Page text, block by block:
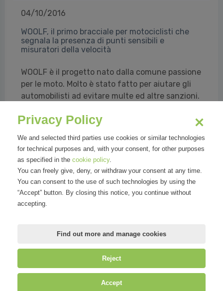
04/10/2016
WOOLF, il primo bracciale per motociclisti che
segnala la presenza di punti sensibili e
misuratori della velocità
WOOLF è il progetto nato dalla comune passione
per le moto. Molto è stato fatto per aiutare gli
automobilisti ad evitare multe ed altre sanzioni.
due ruote. Sappiamo quanto sia importante, in
strada. Da motociclisti, abbiamo pensato ad una
soluzione che fosse davve...
Netgrid SNC - Matteo Bissoli, Simone Camporeale, Federico
Tognetti
Read all
Mirandola Comunicazione S.r.l.
| P.IVA IT09580130962 | Cap. Soc.
Privacy Policy
We and selected third parties use cookies or similar technologies
for technical purposes and, with your consent, for other purposes
as specified in the cookie policy.
You can freely give, deny, or withdraw your consent at any time.
You can consent to the use of such technologies by using the
“Accept” button. By closing this notice, you continue without
accepting.
Find out more and manage cookies
Reject
Accept